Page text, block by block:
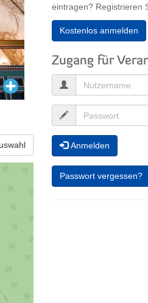
eintragen? Registrieren
Kostenlos anmelden
Zugang für
Anmelden
Passwort vergessen?